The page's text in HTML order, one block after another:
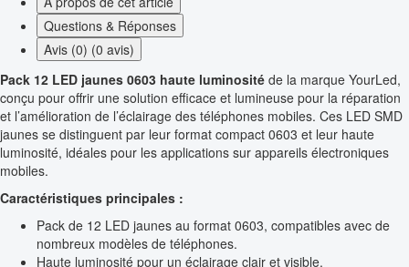
Questions & Réponses
Avis (0) (0 avis)
Pack 12 LED jaunes 0603 haute luminosité de la marque YourLed,
conçu pour offrir une solution efficace et lumineuse pour la réparation
et l’amélioration de l’éclairage des téléphones mobiles. Ces LED SMD
jaunes se distinguent par leur format compact 0603 et leur haute
luminosité, idéales pour les applications sur appareils électroniques
mobiles.
Caractéristiques principales :
Pack de 12 LED jaunes au format 0603, compatibles avec de
nombreux modèles de téléphones.
Haute luminosité pour un éclairage clair et visible.